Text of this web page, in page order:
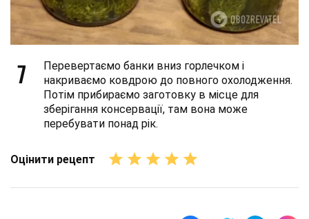
7
Перевертаємо банки вниз горлечком і
накриваємо ковдрою до повного охолодження.
Потім прибираємо заготовку в місце для
зберігання консервації, там вона може
перебувати понад рік.
Оцінити рецепт